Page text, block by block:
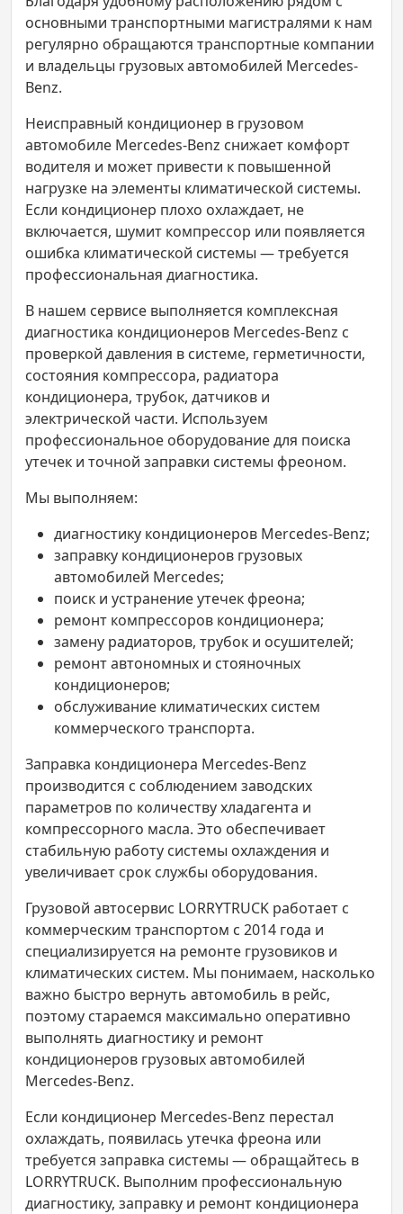
основными транспортными магистралями к нам
регулярно обращаются транспортные компании
и владельцы грузовых автомобилей Mercedes-
Benz.
Неисправный кондиционер в грузовом
автомобиле Mercedes-Benz снижает комфорт
водителя и может привести к повышенной
нагрузке на элементы климатической системы.
Если кондиционер плохо охлаждает, не
включается, шумит компрессор или появляется
ошибка климатической системы — требуется
профессиональная диагностика.
В нашем сервисе выполняется комплексная
диагностика кондиционеров Mercedes-Benz с
проверкой давления в системе, герметичности,
состояния компрессора, радиатора
кондиционера, трубок, датчиков и
электрической части. Используем
профессиональное оборудование для поиска
утечек и точной заправки системы фреоном.
Мы выполняем:
диагностику кондиционеров Mercedes-Benz;
заправку кондиционеров грузовых
автомобилей Mercedes;
поиск и устранение утечек фреона;
ремонт компрессоров кондиционера;
замену радиаторов, трубок и осушителей;
ремонт автономных и стояночных
кондиционеров;
обслуживание климатических систем
коммерческого транспорта.
Заправка кондиционера Mercedes-Benz
производится с соблюдением заводских
параметров по количеству хладагента и
компрессорного масла. Это обеспечивает
стабильную работу системы охлаждения и
увеличивает срок службы оборудования.
Грузовой автосервис LORRYTRUCK работает с
коммерческим транспортом с 2014 года и
специализируется на ремонте грузовиков и
климатических систем. Мы понимаем, насколько
важно быстро вернуть автомобиль в рейс,
поэтому стараемся максимально оперативно
выполнять диагностику и ремонт
кондиционеров грузовых автомобилей
Mercedes-Benz.
Если кондиционер Mercedes-Benz перестал
охлаждать, появилась утечка фреона или
требуется заправка системы — обращайтесь в
LORRYTRUCK. Выполним профессиональную
диагностику, заправку и ремонт кондиционера